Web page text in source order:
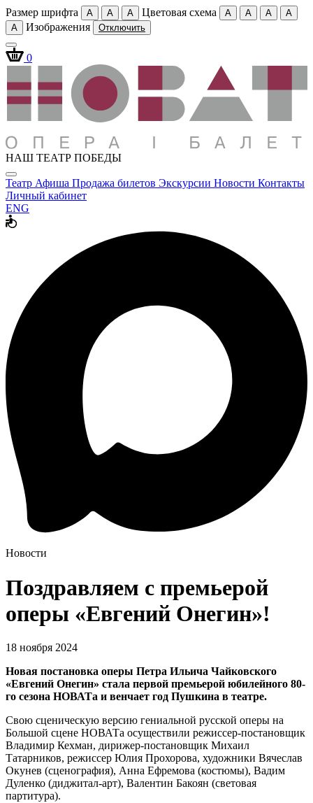
Размер шрифта A A A Цветовая схема A A A
A
A
Изображения Отключить
0
НАШ ТЕАТР ПОБЕДЫ
Театр Афиша Продажа билетов Экскурсии Новости Контакты
Личный кабинет
ENG
Новости
Поздравляем с премьерой
оперы «Евгений Онегин»!
18 ноября 2024
Новая постановка оперы Петра Ильича Чайковского
«Евгений Онегин» стала первой премьерой юбилейного 80-
го сезона НОВАТа и венчает год Пушкина в театре.
Свою сценическую версию гениальной русской оперы на
Большой сцене НОВАТа осуществили режиссер-постановщик
Владимир Кехман, дирижер-постановщик Михаил
Татарников, режиссер Юлия Прохорова, художники Вячеслав
Окунев (сценография), Анна Ефремова (костюмы), Вадим
Дуленко (диджитал-арт), Валентин Бакоян (световая
партитура).